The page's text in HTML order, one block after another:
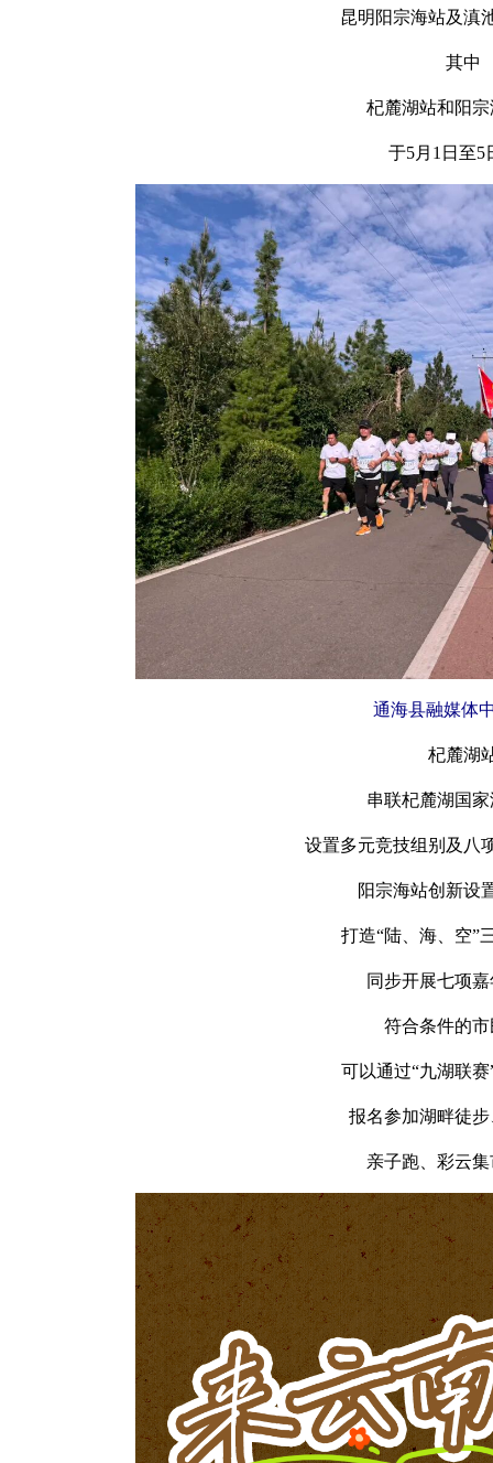
昆明阳宗海站及滇
其中
杞麓湖站和阳
于5月1日至5
通海县融媒体
杞麓湖
串联杞麓湖国
设置多元竞技组别及八
阳宗海站创新设
打造“陆、海、空”
同步开展七项
符合条件的
可以通过“九湖联
报名参加湖畔徒
亲子跑、彩云